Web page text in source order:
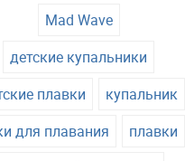
Mad Wave
детские купальники
плавки
купальник
для плавания
плавки